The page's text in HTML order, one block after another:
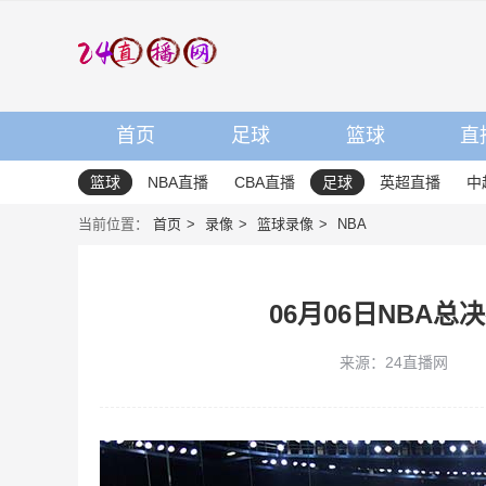
首页 足球 篮球 直
篮球 NBA直播 CBA直播 足球 英超直播 中
当前位置： 首页 录像 篮球录像 NBA
06月06日NBA总
来源：24直播网